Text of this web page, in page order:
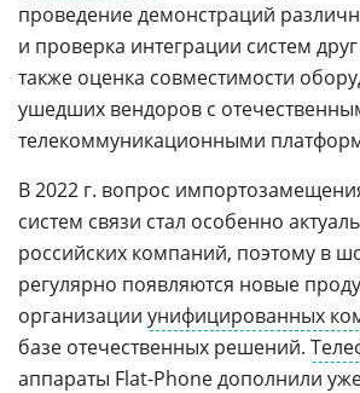
проведение демонстраций
и проверка интеграции систем
также оценка совместимости
ушедших вендоров с
телекоммуникационными
В 2022 г. вопрос
систем связи стал особенно
российских компаний, поэтому в
регулярно появляются новые
организации унифицированных
базе отечественных решений.
аппараты Flat-Phone дополнили